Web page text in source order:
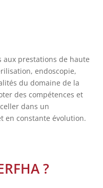
aux prestations de haute
endoscopie,
du domaine de la
des compétences et
dans un
en constante évolution.
A ?